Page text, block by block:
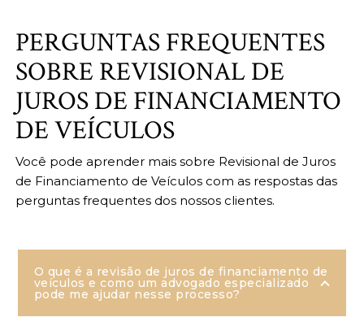
PERGUNTAS FREQUENTES
SOBRE REVISIONAL DE
JUROS DE FINANCIAMENTO
DE VEÍCULOS
Você pode aprender mais sobre Revisional de Juros
de Financiamento de Veículos com as respostas das
perguntas frequentes dos nossos clientes.
O que é a revisão de juros de financiamento de
veículos e como um advogado especializado
pode me ajudar nesse processo?